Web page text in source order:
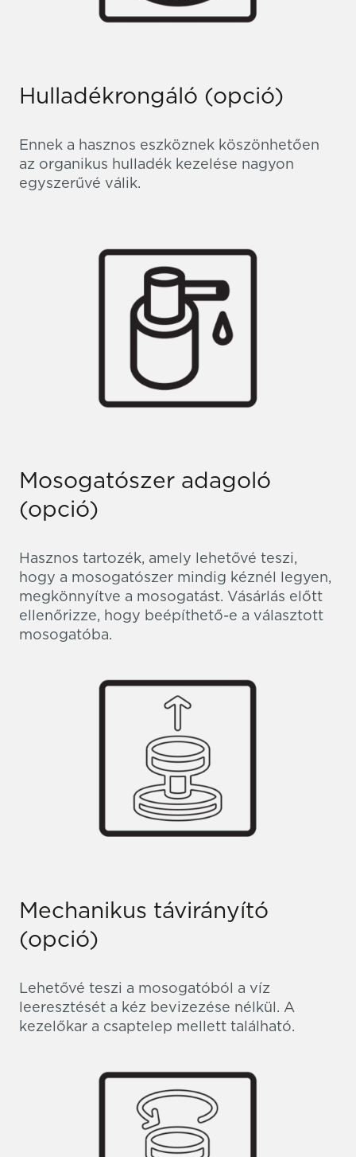
Hulladékrongáló (opció)
Ennek a hasznos eszköznek köszönhetően
az organikus hulladék kezelése nagyon
egyszerűvé válik.
Mosogatószer adagoló
(opció)
Hasznos tartozék, amely lehetővé teszi,
hogy a mosogatószer mindig kéznél legyen,
megkönnyítve a mosogatást. Vásárlás előtt
ellenőrizze, hogy beépíthető-e a választott
mosogatóba.
Mechanikus távirányító
(opció)
Lehetővé teszi a mosogatóból a víz
leeresztését a kéz bevizezése nélkül. A
kezelőkar a csaptelep mellett található.